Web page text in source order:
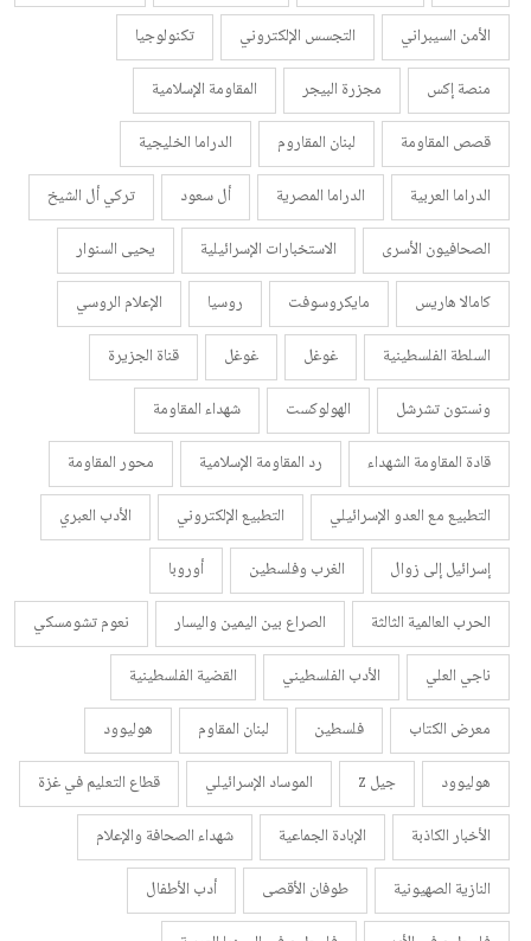
الأمن السيبراني
التجسس الإلكتروني
تكنولوجيا
منصة إكس
مجزرة البيجر
المقاومة الإسلامية
قصص المقاومة
لبنان المقاروم
الدراما الخليجية
الدراما العربية
الدراما المصرية أل سعود
تركي أل الشيخ
الصحافيون الأسرى
الاستخبارات الإسرائيلية
يحيى السنوار
كامالا هاريس
مايكروسوفت روسيا
الإعلام الروسي
السلطة الفلسطينية
غوغل غوغل
قناة الجزيرة
ونستون تشرشل
الهولوكست
شهداء المقاومة
قادة المقاومة الشهداء
رد المقاومة الإسلامية
محور المقاومة
التطبيع مع العدو الإسرائيلي
التطبيع الإلكتروني
الأدب العبري
إسرائيل إلى زوال
الغرب وفلسطين
أوروبا
الحرب العالمية الثالثة
الصراع بين اليمين واليسار
نعوم تشومسكي
ناجي العلي
الأدب الفلسطيني
القضية الفلسطينية
معرض الكتاب
فلسطين لبنان المقاوم
هوليوود
هوليوود
جيل z الموساد الإسرائيلي
قطاع التعليم في غزة
الأخبار الكاذبة
الإبادة الجماعية
شهداء الصحافة والإعلام
النازية الصهيونية
طوفان الأقصى
أدب الأطفال